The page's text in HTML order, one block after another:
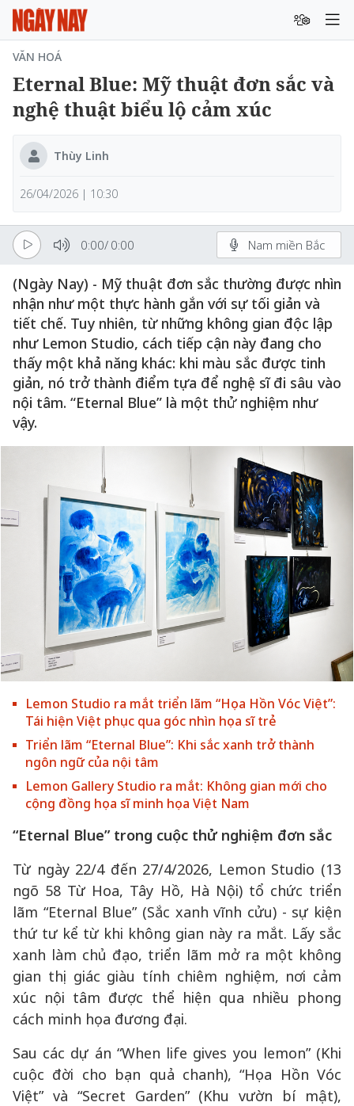
VĂN HOÁ
Eternal Blue: Mỹ thuật đơn sắc và
nghệ thuật biểu lộ cảm xúc
Thùy Linh
26/04/2026 | 10:30
0:00/ 0:00 Nam miền Bắc
(Ngày Nay) - Mỹ thuật đơn sắc thường được nhìn
nhận như một thực hành gắn với sự tối giản và
tiết chế. Tuy nhiên, từ những không gian độc lập
như Lemon Studio, cách tiếp cận này đang cho
thấy một khả năng khác: khi màu sắc được tinh
giản, nó trở thành điểm tựa để nghệ sĩ đi sâu vào
nội tâm. “Eternal Blue” là một thử nghiệm như
vậy.
Lemon Studio ra mắt triển lãm “Họa Hồn Vóc Việt”:
Tái hiện Việt phục qua góc nhìn họa sĩ trẻ
Triển lãm “Eternal Blue”: Khi sắc xanh trở thành
ngôn ngữ của nội tâm
Lemon Gallery Studio ra mắt: Không gian mới cho
cộng đồng họa sĩ minh họa Việt Nam
“Eternal Blue” trong cuộc thử nghiệm đơn sắc
Từ ngày 22/4 đến 27/4/2026, Lemon Studio (13
ngõ 58 Từ Hoa, Tây Hồ, Hà Nội) tổ chức triển
lãm “Eternal Blue” (Sắc xanh vĩnh cửu) - sự kiện
thứ tư kể từ khi không gian này ra mắt. Lấy sắc
xanh làm chủ đạo, triển lãm mở ra một không
gian thị giác giàu tính chiêm nghiệm, nơi cảm
xúc nội tâm được thể hiện qua nhiều phong
cách minh họa đương đại.
Sau các dự án “When life gives you lemon” (Khi
cuộc đời cho bạn quả chanh), “Họa Hồn Vóc
Việt” và “Secret Garden” (Khu vườn bí mật),